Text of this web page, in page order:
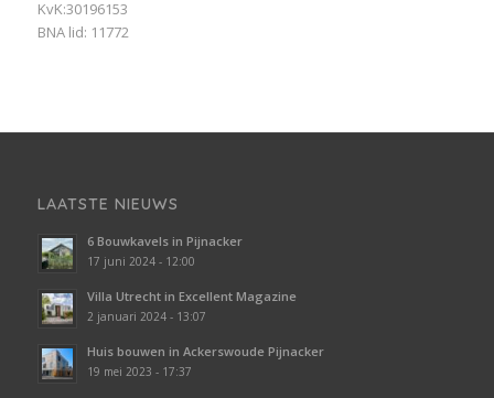
KvK:30196153
BNA lid: 11772
LAATSTE NIEUWS
6 Bouwkavels in Pijnacker
17 juni 2024 - 12:00
Villa Utrecht in Excellent Magazine
2 januari 2024 - 13:07
Huis bouwen in Ackerswoude Pijnacker
19 mei 2023 - 17:37